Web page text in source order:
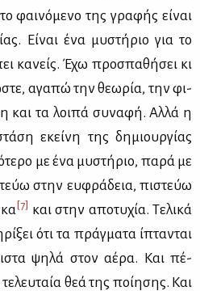
φαι­νό­με­νο της γρα­φής εί­ναι
Εί­ναι ένα μυ­στή­ριο για το
κα­νείς. Έχω προ­σπα­θή­σει κι
αγα­πώ την θε­ω­ρία, την φι­
και τα λοι­πά συ­να­φή. Αλ­λά η
εκεί­νη της δη­μιουρ­γί­ας
με ένα μυ­στή­ριο, πα­ρά με
στην ευ­φρά­δεια, πι­στεύω
[7] και στην απο­τυ­χία. Τε­λι­κά
ότι τα πράγ­μα­τα ίπτα­νται
ψη­λά στον αέ­ρα. Και πέ­
θεά της ποί­η­σης. Και